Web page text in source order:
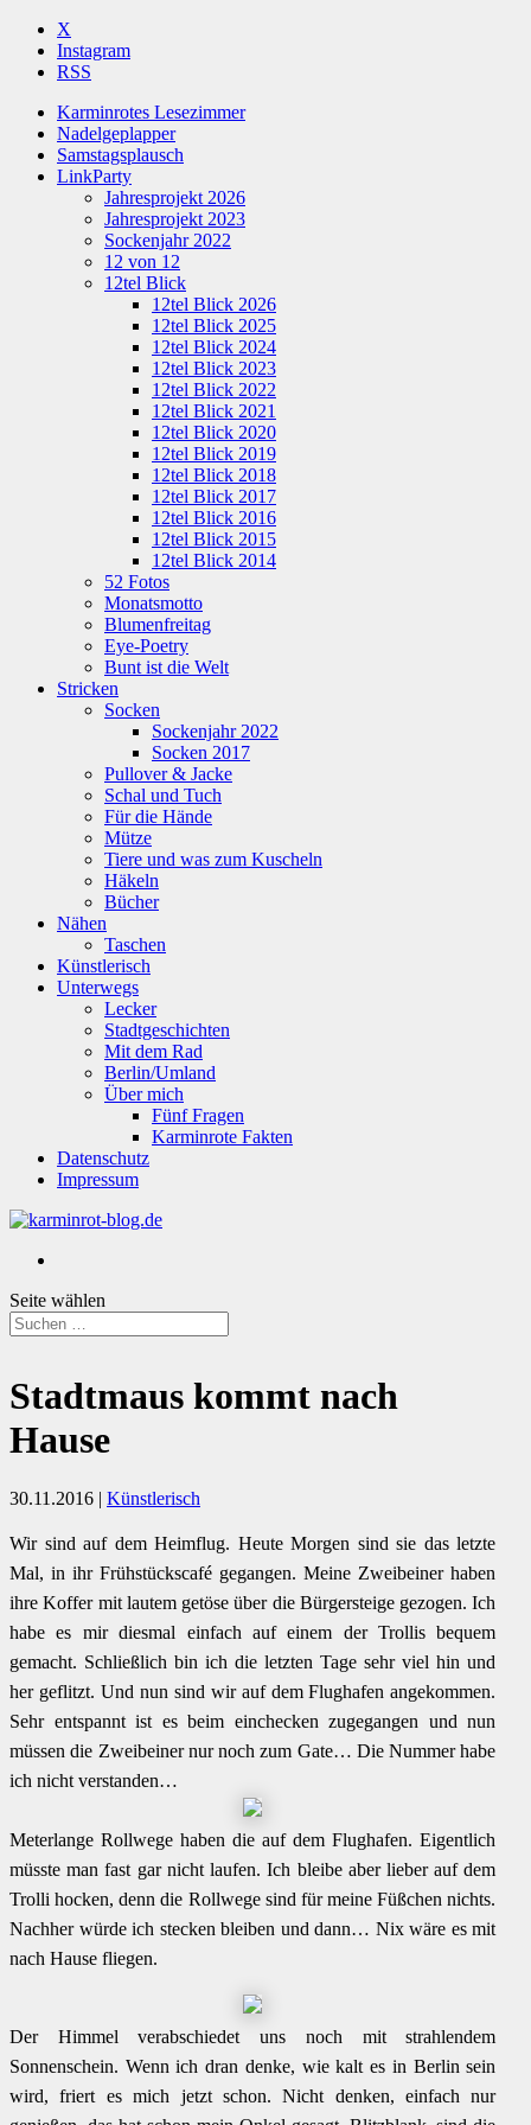
X
Instagram
RSS
Karminrotes Lesezimmer
Nadelgeplapper
Samstagsplausch
LinkParty
Jahresprojekt 2026
Jahresprojekt 2023
Sockenjahr 2022
12 von 12
12tel Blick
12tel Blick 2026
12tel Blick 2025
12tel Blick 2024
12tel Blick 2023
12tel Blick 2022
12tel Blick 2021
12tel Blick 2020
12tel Blick 2019
12tel Blick 2018
12tel Blick 2017
12tel Blick 2016
12tel Blick 2015
12tel Blick 2014
52 Fotos
Monatsmotto
Blumenfreitag
Eye-Poetry
Bunt ist die Welt
Stricken
Socken
Sockenjahr 2022
Socken 2017
Pullover & Jacke
Schal und Tuch
Für die Hände
Mütze
Tiere und was zum Kuscheln
Häkeln
Bücher
Nähen
Taschen
Künstlerisch
Unterwegs
Lecker
Stadtgeschichten
Mit dem Rad
Berlin/Umland
Über mich
Fünf Fragen
Karminrote Fakten
Datenschutz
Impressum
Seite wählen
Stadtmaus kommt nach
Hause
30.11.2016 | Künstlerisch
Wir sind auf dem Heimflug. Heute Morgen sind sie das letzte
Mal, in ihr Frühstückscafé gegangen. Meine Zweibeiner haben
ihre Koffer mit lautem getöse über die Bürgersteige gezogen. Ich
habe es mir diesmal einfach auf einem der Trollis bequem
gemacht. Schließlich bin ich die letzten Tage sehr viel hin und
her geflitzt. Und nun sind wir auf dem Flughafen angekommen.
Sehr entspannt ist es beim einchecken zugegangen und nun
müssen die Zweibeiner nur noch zum Gate… Die Nummer habe
ich nicht verstanden…
Meterlange Rollwege haben die auf dem Flughafen. Eigentlich
müsste man fast gar nicht laufen. Ich bleibe aber lieber auf dem
Trolli hocken, denn die Rollwege sind für meine Füßchen nichts.
Nachher würde ich stecken bleiben und dann… Nix wäre es mit
nach Hause fliegen.
Der Himmel verabschiedet uns noch mit strahlendem
Sonnenschein. Wenn ich dran denke, wie kalt es in Berlin sein
wird, friert es mich jetzt schon. Nicht denken, einfach nur